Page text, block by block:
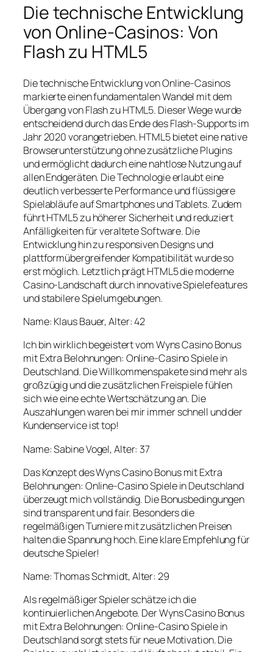
Die technische Entwicklung
von Online-Casinos: Von
Flash zu HTML5
Die technische Entwicklung von Online-Casinos
markierte einen fundamentalen Wandel mit dem
Übergang von Flash zu HTML5. Dieser Wege wurde
entscheidend durch das Ende des Flash-Supports im
Jahr 2020 vorangetrieben. HTML5 bietet eine native
Browserunterstützung ohne zusätzliche Plugins
und ermöglicht dadurch eine nahtlose Nutzung auf
allen Endgeräten. Die Technologie erlaubt eine
deutlich verbesserte Performance und flüssigere
Spielabläufe auf Smartphones und Tablets. Zudem
führt HTML5 zu höherer Sicherheit und reduziert
Anfälligkeiten für veraltete Software. Die
Entwicklung hin zu responsiven Designs und
plattformübergreifender Kompatibilität wurde so
erst möglich. Letztlich prägt HTML5 die moderne
Casino-Landschaft durch innovative Spielefeatures
und stabilere Spielumgebungen.
Name: Klaus Bauer, Alter: 42
Ich bin wirklich begeistert vom Wyns Casino Bonus
mit Extra Belohnungen: Online-Casino Spiele in
Deutschland. Die Willkommenspakete sind mehr als
großzügig und die zusätzlichen Freispiele fühlen
sich wie eine echte Wertschätzung an. Die
Auszahlungen waren bei mir immer schnell und der
Kundenservice ist top!
Name: Sabine Vogel, Alter: 37
Das Konzept des Wyns Casino Bonus mit Extra
Belohnungen: Online-Casino Spiele in Deutschland
überzeugt mich vollständig. Die Bonusbedingungen
sind transparent und fair. Besonders die
regelmäßigen Turniere mit zusätzlichen Preisen
halten die Spannung hoch. Eine klare Empfehlung für
deutsche Spieler!
Name: Thomas Schmidt, Alter: 29
Als regelmäßiger Spieler schätze ich die
kontinuierlichen Angebote. Der Wyns Casino Bonus
mit Extra Belohnungen: Online-Casino Spiele in
Deutschland sorgt stets für neue Motivation. Die